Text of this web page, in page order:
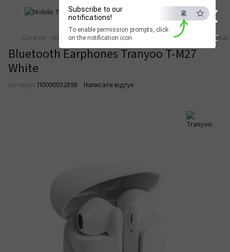
×
ESC
Subscribe to our
notifications!
To enable permission prompts, click
on the notification icon
Каталог Навушники та аудіо Бездротові навушники
Bluetooth Earphones Tranyoo T-M27
White
Артикул: П0000032898 Написати відгук